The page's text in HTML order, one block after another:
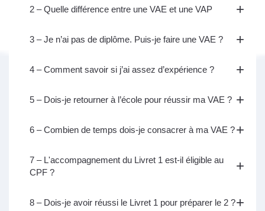
2 – Quelle différence entre une VAE et une VAP
3 – Je n’ai pas de diplôme. Puis-je faire une VAE ?
4 – Comment savoir si j’ai assez d’expérience ?
5 – Dois-je retourner à l’école pour réussir ma VAE ?
6 – Combien de temps dois-je consacrer à ma VAE ?
7 – L'accompagnement du Livret 1 est-il éligible au
CPF ?
8 – Dois-je avoir réussi le Livret 1 pour préparer le 2 ?